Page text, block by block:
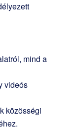
mind a
videós
közösségi